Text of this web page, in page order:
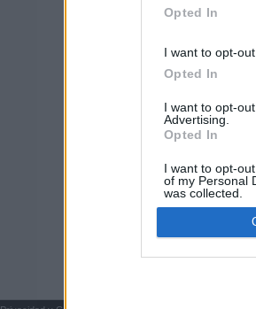
Opted In
I want to opt-
Opted In
I want to opt-
Advertising.
Opted In
I want to opt-
of my Personal
was collected.
Opted In
El Gobierno de Ayuso
Las cifras del ático: de
Ayuso reina en la era de
El juez propone juzgar
policiales para "salvar a
"¿Cuál es el plan?":
que organizan un nuevo